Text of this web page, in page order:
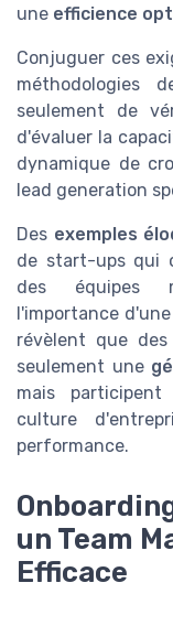
une efficience
Conjuguer ces
méthodologies
seulement de
d'évaluer la
dynamique de
lead generation
Des exemples
de start-ups qui
des équipes
l'importance
révèlent que
seulement une
mais
culture
performance.
un Team
Efficace